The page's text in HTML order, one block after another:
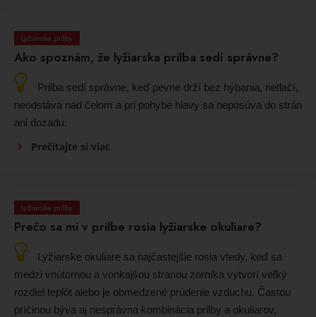
Lyžiarske prilby
Ako spoznám, že lyžiarska prilba sedí správne?
Prilba sedí správne, keď pevne drží bez hýbania, netlačí,
neodstáva nad čelom a pri pohybe hlavy sa neposúva do strán
ani dozadu.
Prečítajte si viac
Lyžiarske prilby
Prečo sa mi v prilbe rosia lyžiarske okuliare?
Lyžiarske okuliare sa najčastejšie rosia vtedy, keď sa
medzi vnútornou a vonkajšou stranou zorníka vytvorí veľký
rozdiel teplôt alebo je obmedzené prúdenie vzduchu. Častou
príčinou býva aj nesprávna kombinácia prilby a okuliarov,